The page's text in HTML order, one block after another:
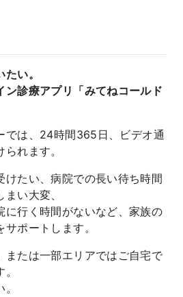
い。
ン診療アプリ「みてねコールド
では、24時間365日、ビデオ通
れます。
けたい、病院での長い待ち時間
い大変、
に行く時間がないなど、家族の
ポートします。
または一部エリアではご自宅で